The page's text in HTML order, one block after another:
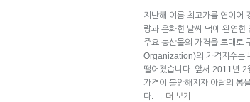
지난해 여름 최고가를 연이어
량과 온화한 날씨 덕에 완연한
주요 농산물의 가격을 토대
Organization)의 가격지수는
떨어졌습니다. 앞서 2011년 2
가격이 불안해지자 아랍의 봄
다. → 더 보기